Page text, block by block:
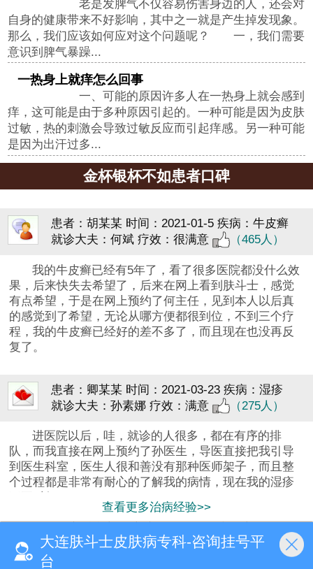
老是发脾气不仅容易伤害身边的人，还会对
自身的健康带来不好影响，其中之一就是产生掉发现象。
那么，我们应该如何应对这个问题呢？ 一，我们需要
意识到脾气暴躁...
一热身上就痒怎么回事
一、可能的原因许多人在一热身上就会感到
痒，这可能是由于多种原因引起的。一种可能是因为皮肤
过敏，热的刺激会导致过敏反应而引起痒感。另一种可能
是因为出汗过多...
金杯银杯不如患者口碑
患者：胡某某 时间：2021-01-5 疾病：牛皮癣
就诊大夫：何斌 疗效：很满意 （465人）
我的牛皮癣已经有5年了，看了很多医院都没什么效
果，后来快失去希望了，后来在网上看到肤斗士，感觉
有点希望，于是在网上预约了何主任，见到本人以后真
的感觉到了希望，无论从哪方便都很到位，不到三个疗
程，我的牛皮癣已经好的差不多了，而且现在也没再反
复了。
患者：卿某某 时间：2021-03-23 疾病：湿疹
就诊大夫：孙素娜 疗效：满意 （275人）
进医院以后，哇，就诊的人很多，都在有序的排
队，而我直接在网上预约了孙医生，导医直接把我引导
到医生科室，医生人很和善没有那种医师架子，而且整
个过程都是非常有耐心的了解我的病情，现在我的湿疹
查看更多治病经验>>
首页
医院简介 预约挂号 来院路线
大连肤斗士皮肤病专科-咨询挂号平
台